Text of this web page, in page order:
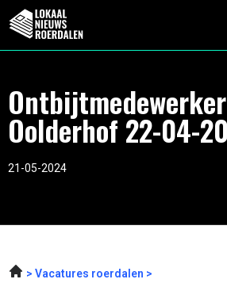
Oolderhof 22-04-
21-05-2024
Vacatures roerdalen